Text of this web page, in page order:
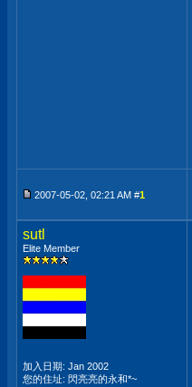
2007-05-02, 02:21 AM #1
sutl
Elite Member
加入日期: Jan 2002
您的住址: 閃亮亮的永和*~